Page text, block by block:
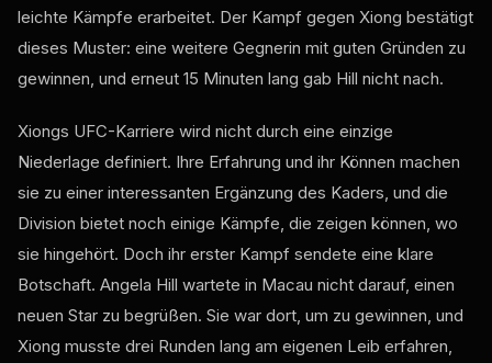
leichte Kämpfe erarbeitet. Der Kampf gegen Xiong bestätigt
dieses Muster: eine weitere Gegnerin mit guten Gründen zu
gewinnen, und erneut 15 Minuten lang gab Hill nicht nach.
Xiongs UFC-Karriere wird nicht durch eine einzige
Niederlage definiert. Ihre Erfahrung und ihr Können machen
sie zu einer interessanten Ergänzung des Kaders, und die
Division bietet noch einige Kämpfe, die zeigen können, wo
sie hingehört. Doch ihr erster Kampf sendete eine klare
Botschaft. Angela Hill wartete in Macau nicht darauf, einen
neuen Star zu begrüßen. Sie war dort, um zu gewinnen, und
Xiong musste drei Runden lang am eigenen Leib erfahren,